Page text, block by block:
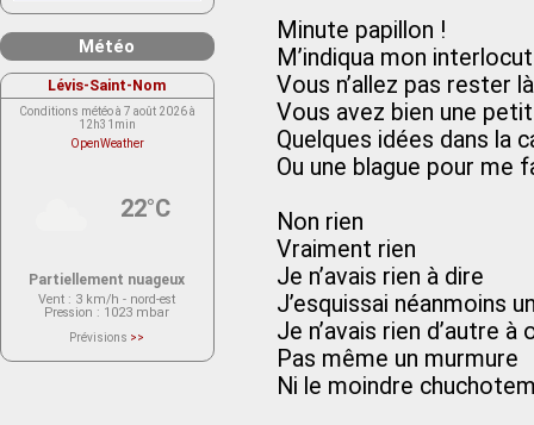
Minute papillon !
M’indiqua mon
Vous n’allez pas rester
Vous avez bien une
Quelques idées dans la
Ou une blague pour me
Non rien
Vraiment rien
Je n’avais rien à dire
J’esquissai néanmoins
Je n’avais rien d’autre à
Pas même un murmure
Ni le moindre
Météo
Lévis-Saint-Nom
Conditions météo à 7 août 2026 à
12h31min
OpenWeather
22°C
Partiellement nuageux
Vent : 3 km/h - nord-est
Pression : 1023 mbar
Prévisions >>
actuellement aucune prévision